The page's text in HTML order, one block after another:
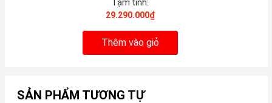
Tạm tính:
29.290.000₫
Thêm vào giỏ
SẢN PHẨM TƯƠNG TỰ